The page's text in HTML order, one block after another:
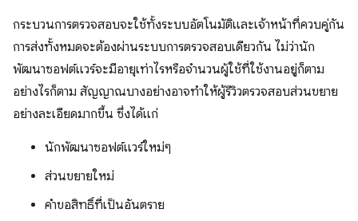
กระบวนการตรวจสอบจะใช้ทั้งระบบอัตโนมัติและเจ้าหน้าที่ควบคู่กัน
การส่งทั้งหมดจะต้องผ่านระบบการตรวจสอบเดียวกัน ไม่ว่านัก
พัฒนาซอฟต์แวร์จะมีอายุเท่าไรหรือจำนวนผู้ใช้ที่ใช้งานอยู่ก็ตาม
อย่างไรก็ตาม สัญญาณบางอย่างอาจทำให้ผู้รีวิวตรวจสอบส่วนขยาย
อย่างละเอียดมากขึ้น ซึ่งได้แก่
นักพัฒนาซอฟต์แวร์ใหม่ๆ
ส่วนขยายใหม่
คำขอสิทธิ์ที่เป็นอันตราย